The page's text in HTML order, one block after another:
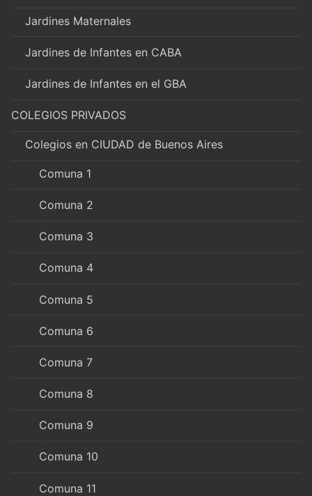
Jardines Maternales
Jardines de Infantes en CABA
Jardines de Infantes en el GBA
COLEGIOS PRIVADOS
Colegios en CIUDAD de Buenos Aires
Comuna 1
Comuna 2
Comuna 3
Comuna 4
Comuna 5
Comuna 6
Comuna 7
Comuna 8
Comuna 9
Comuna 10
Comuna 11